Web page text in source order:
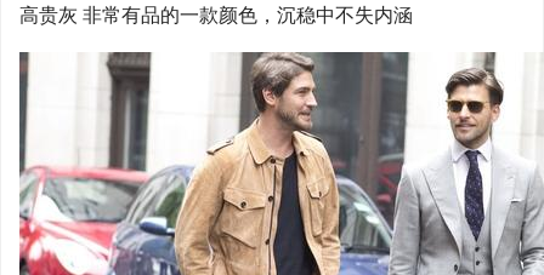
高贵灰 非常有品的一款颜色，沉稳中不失内涵